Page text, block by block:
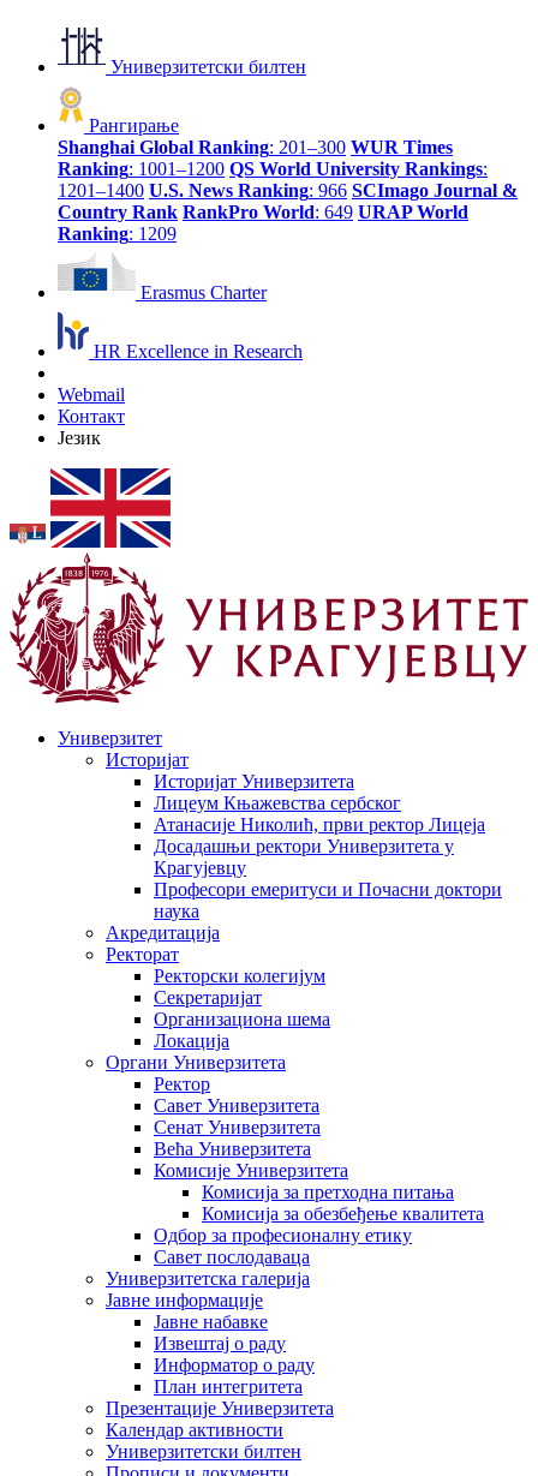
Универзитетски билтен
Рангирање
Shanghai Global Ranking: 201–300 WUR Times
Ranking: 1001–1200 QS World University Rankings:
1201–1400 U.S. News Ranking: 966 SCImago Journal &
Country Rank RankPro World: 649 URAP World
Ranking: 1209
Erasmus Charter
HR Excellence in Research
Webmail
Контакт
Језик
Универзитет
Историјат
Историјат Универзитета
Лицеум Књажевства сербског
Атанасије Николић, први ректор Лицеја
Досадашњи ректори Универзитета у
Крагујевцу
Професори емеритуси и Почасни доктори
наука
Акредитација
Ректорат
Ректорски колегијум
Секретаријат
Организациона шема
Локација
Органи Универзитета
Ректор
Савет Универзитета
Сенат Универзитета
Већа Универзитета
Комисије Универзитета
Комисија за претходна питања
Комисија за обезбеђење квалитета
Одбор за професионалну етику
Савет послодаваца
Универзитетска галерија
Јавне информације
Јавне набавке
Извештај о раду
Информатор о раду
План интегритета
Презентације Универзитета
Календар активности
Универзитетски билтен